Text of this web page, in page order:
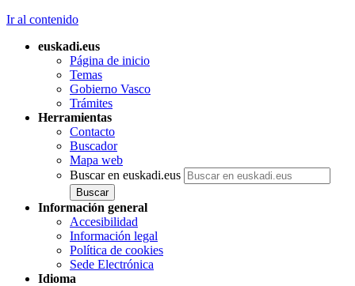
Ir al contenido
euskadi.eus
Página de inicio
Temas
Gobierno Vasco
Trámites
Herramientas
Contacto
Buscador
Mapa web
Buscar en euskadi.eus
Información general
Accesibilidad
Información legal
Política de cookies
Sede Electrónica
Idioma